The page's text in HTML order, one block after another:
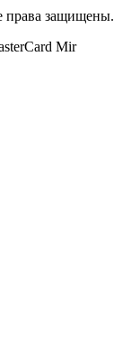
права защищены.